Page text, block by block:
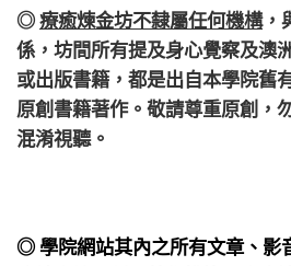
◎療癒煉金坊不隸屬任何機構，
係， 坊間所有提及身心覺察及澳
或出版書籍，都是出自本學院舊
原創書籍著作。敬請尊重原創，
混淆視聽。
◎ 學院網站其內之所有文章、影